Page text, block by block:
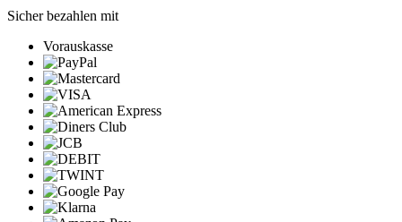
Sicher bezahlen mit
Vorauskasse